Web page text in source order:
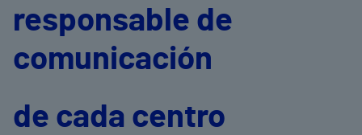
responsable de
comunicación
de cada centro